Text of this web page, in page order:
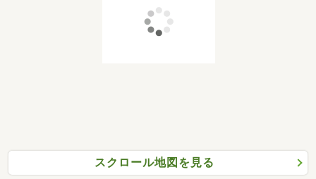
スクロール地図を見る